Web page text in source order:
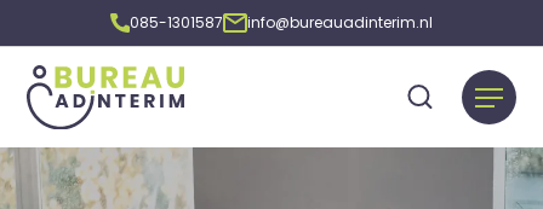
085-1301587 info@bureauadinterim.nl